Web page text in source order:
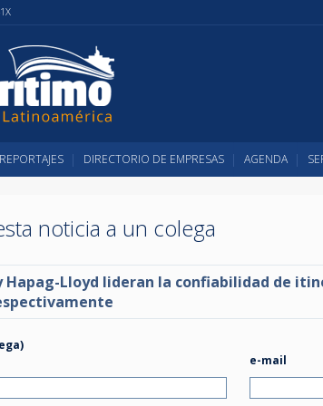
REPORTAJES DIRECTORIO DE EMPRESAS AGENDA
noticia a un colega
Hapag-Lloyd lideran la confiabilidad de
e-mail